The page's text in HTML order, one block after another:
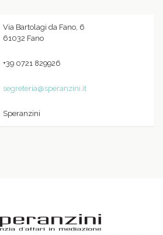
Via Bartolagi da Fano, 6
61032 Fano
+39 0721 829926
segreteria@speranzini.it
Speranzini